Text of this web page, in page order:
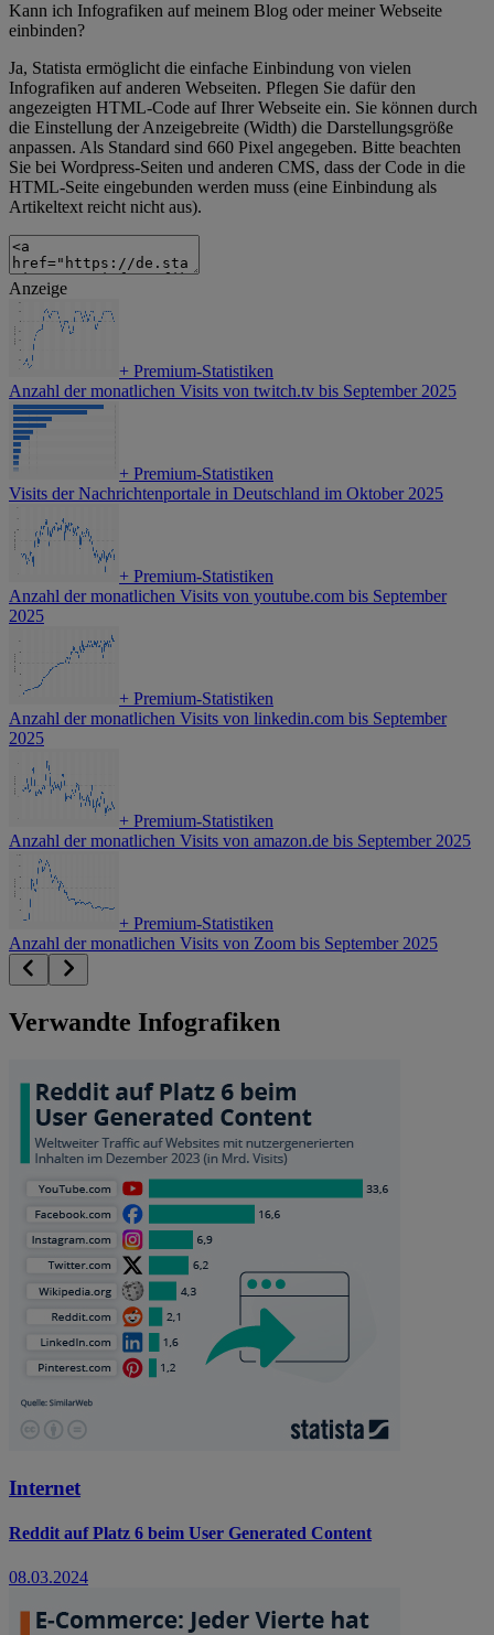
Kann ich Infografiken auf meinem Blog oder meiner Webseite
einbinden?
Ja, Statista ermöglicht die einfache Einbindung von vielen
Infografiken auf anderen Webseiten. Pflegen Sie dafür den
angezeigten HTML-Code auf Ihrer Webseite ein. Sie können durch
die Einstellung der Anzeigebreite (Width) die Darstellungsgröße
anpassen. Als Standard sind 660 Pixel angegeben. Bitte beachten
Sie bei Wordpress-Seiten und anderen CMS, dass der Code in die
HTML-Seite eingebunden werden muss (eine Einbindung als
Artikeltext reicht nicht aus).
Anzeige
+ Premium-Statistiken
Anzahl der monatlichen Visits von twitch.tv bis September 2025
+ Premium-Statistiken
Visits der Nachrichtenportale in Deutschland im Oktober 2025
+ Premium-Statistiken
Anzahl der monatlichen Visits von youtube.com bis September
2025
+ Premium-Statistiken
Anzahl der monatlichen Visits von linkedin.com bis September
2025
+ Premium-Statistiken
Anzahl der monatlichen Visits von amazon.de bis September 2025
+ Premium-Statistiken
Anzahl der monatlichen Visits von Zoom bis September 2025
Verwandte Infografiken
Internet
Reddit auf Platz 6 beim User Generated Content
08.03.2024